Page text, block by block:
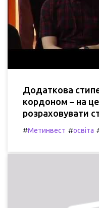
Додаткова
кордоном – на
розраховувати
#Метинвест #освіта